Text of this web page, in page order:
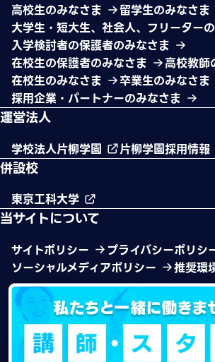
高校生のみなさま
留学生のみなさま
大学生・短大生、社会人、フリーター
入学検討者の保護者のみなさま
在校生の保護者のみなさま
高校教師
在校生のみなさま
卒業生のみなさま
採用企業・パートナーのみなさま
運営法人
学校法人片柳学園 片柳学園採用情報
併設校
東京工科大学
当サイトについて
サイトポリシー
プライバシーポリシ
ソーシャルメディアポリシー
推奨環